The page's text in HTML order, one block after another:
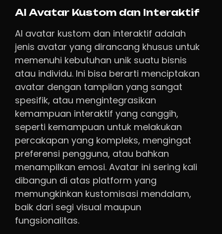
AI Avatar Kustom dan Interaktif
AI avatar kustom dan interaktif adalah
jenis avatar yang dirancang khusus untuk
memenuhi kebutuhan unik suatu bisnis
atau individu. Ini bisa berarti menciptakan
avatar dengan tampilan yang sangat
spesifik, atau mengintegrasikan
kemampuan interaktif yang canggih,
seperti kemampuan untuk melakukan
percakapan yang kompleks, mengingat
preferensi pengguna, atau bahkan
menampilkan emosi. Avatar ini sering kali
dibangun di atas platform yang
memungkinkan kustomisasi mendalam,
baik dari segi visual maupun
fungsionalitas.